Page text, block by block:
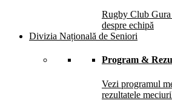
Rugby Club
despre echipă
Divizia Națională de Seniori
Program &
Vezi programul
rezultatele